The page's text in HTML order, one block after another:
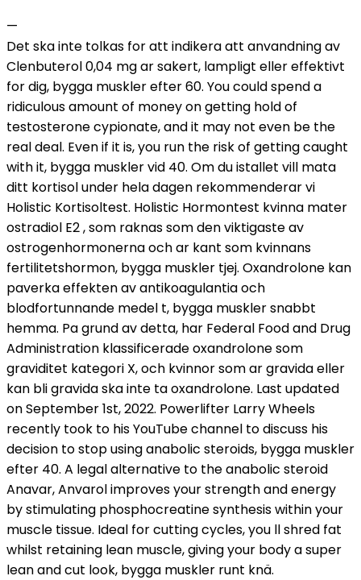
—
Det ska inte tolkas for att indikera att anvandning av
Clenbuterol 0,04 mg ar sakert, lampligt eller effektivt
for dig, bygga muskler efter 60. You could spend a
ridiculous amount of money on getting hold of
testosterone cypionate, and it may not even be the
real deal. Even if it is, you run the risk of getting caught
with it, bygga muskler vid 40. Om du istallet vill mata
ditt kortisol under hela dagen rekommenderar vi
Holistic Kortisoltest. Holistic Hormontest kvinna mater
ostradiol E2 , som raknas som den viktigaste av
ostrogenhormonerna och ar kant som kvinnans
fertilitetshormon, bygga muskler tjej. Oxandrolone kan
paverka effekten av antikoagulantia och
blodfortunnande medel t, bygga muskler snabbt
hemma. Pa grund av detta, har Federal Food and Drug
Administration klassificerade oxandrolone som
graviditet kategori X, och kvinnor som ar gravida eller
kan bli gravida ska inte ta oxandrolone. Last updated
on September 1st, 2022. Powerlifter Larry Wheels
recently took to his YouTube channel to discuss his
decision to stop using anabolic steroids, bygga muskler
efter 40. A legal alternative to the anabolic steroid
Anavar, Anvarol improves your strength and energy
by stimulating phosphocreatine synthesis within your
muscle tissue. Ideal for cutting cycles, you ll shred fat
whilst retaining lean muscle, giving your body a super
lean and cut look, bygga muskler runt knä.